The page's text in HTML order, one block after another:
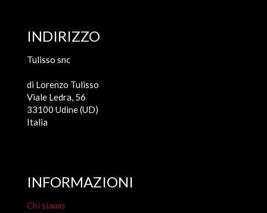
INDIRIZZO
Tulisso snc
di Lorenzo Tulisso
Viale Ledra, 56
33100 Udine (UD)
Italia
INFORMAZIONI
Chi siamo